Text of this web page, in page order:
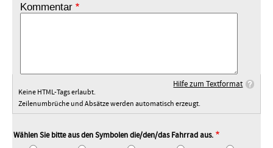
Kommentar
Hilfe zum Textformat
Keine HTML-Tags erlaubt.
Zeilenumbrüche und Absätze werden automatisch erzeugt.
Wählen Sie bitte aus den Symbolen die/den/das Fahrrad aus.